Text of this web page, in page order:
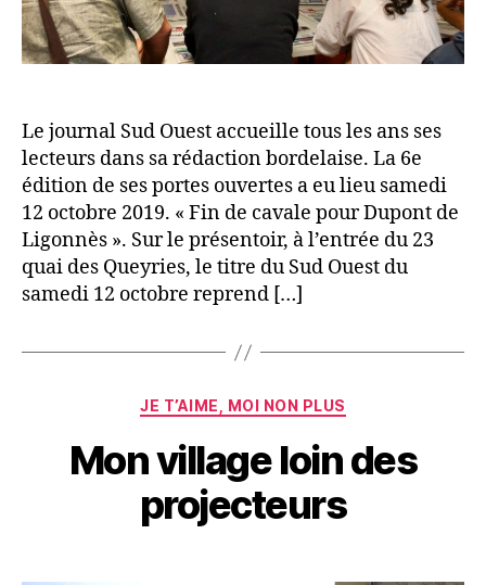
Le journal Sud Ouest accueille tous les ans ses
lecteurs dans sa rédaction bordelaise. La 6e
édition de ses portes ouvertes a eu lieu samedi
12 octobre 2019. « Fin de cavale pour Dupont de
Ligonnès ». Sur le présentoir, à l’entrée du 23
quai des Queyries, le titre du Sud Ouest du
samedi 12 octobre reprend […]
Catégories
JE T’AIME, MOI NON PLUS
Mon village loin des
projecteurs